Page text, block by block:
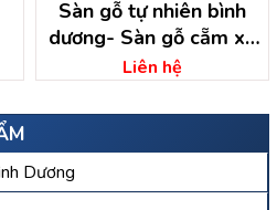
Dương
Sàn gỗ tự nhiên bình
dương- Sàn gỗ cẵm xe
Bình Dương
Liên hệ